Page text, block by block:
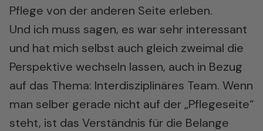
Pflege von der anderen Seite erleben.
Und ich muss sagen, es war sehr interessant
und hat mich selbst auch gleich zweimal die
Perspektive wechseln lassen, auch in Bezug
auf das Thema: Interdisziplinäres Team. Wenn
man selber gerade nicht auf der „Pflegeseite“
steht, ist das Verständnis für die Belange